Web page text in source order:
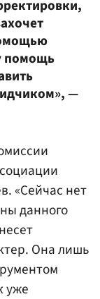
помощь
—
«Сейчас нет
данного
Она лишь
уже